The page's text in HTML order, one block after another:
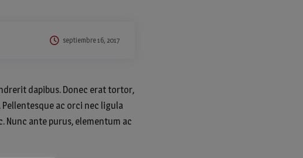
septiembre 16, 2017
dapibus. Donec erat tortor,
ac orci nec ligula
Nunc ante purus, elementum ac